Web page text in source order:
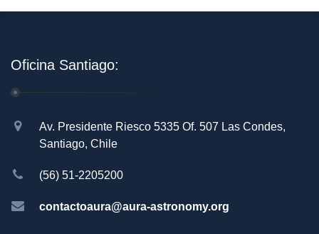
Oficina Santiago:
Av. Presidente Riesco 5335 Of. 507 Las Condes,
Santiago, Chile
(56) 51-2205200
contactoaura@aura-astronomy.org